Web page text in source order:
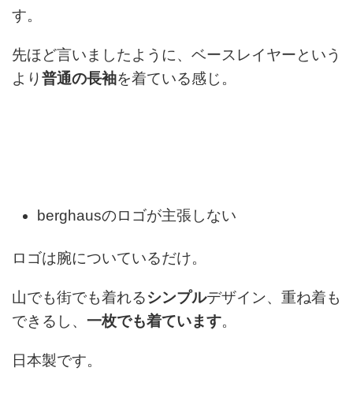
す。
先ほど言いましたように、ベースレイヤーという
より普通の長袖を着ている感じ。
berghausのロゴが主張しない
ロゴは腕についているだけ。
山でも街でも着れるシンプルデザイン、重ね着も
できるし、 一枚でも着ています。
日本製です。